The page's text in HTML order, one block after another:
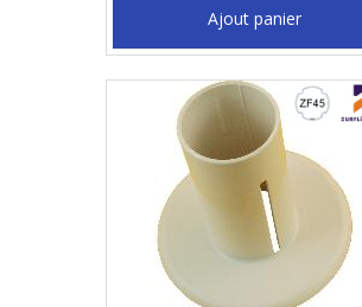
Ajout panier